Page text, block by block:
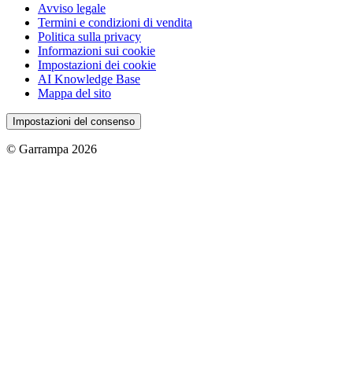
Avviso legale
Termini e condizioni di vendita
Politica sulla privacy
Informazioni sui cookie
Impostazioni dei cookie
AI Knowledge Base
Mappa del sito
Impostazioni del consenso
© Garrampa 2026